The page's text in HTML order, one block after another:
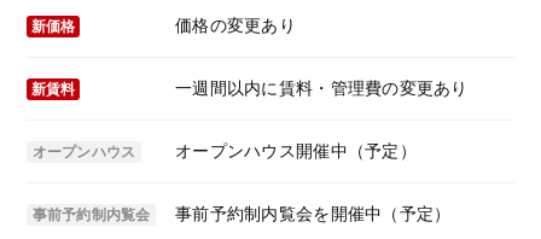
新価格 価格の変更あり
新賃料 一週間以内に賃料・管理費の変更あり
オープンハウス オープンハウス開催中（予定）
事前予約制内覧会 事前予約制内覧会を開催中（予定）